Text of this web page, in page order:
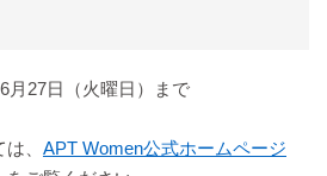
月27日（火曜日）まで
、 APT Women公式ホームページ